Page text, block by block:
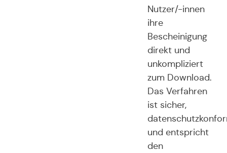
Nutzer/-innen
ihre
Bescheinigung
direkt und
unkompliziert
zum Download.
Das Verfahren
ist sicher,
und entspricht
den